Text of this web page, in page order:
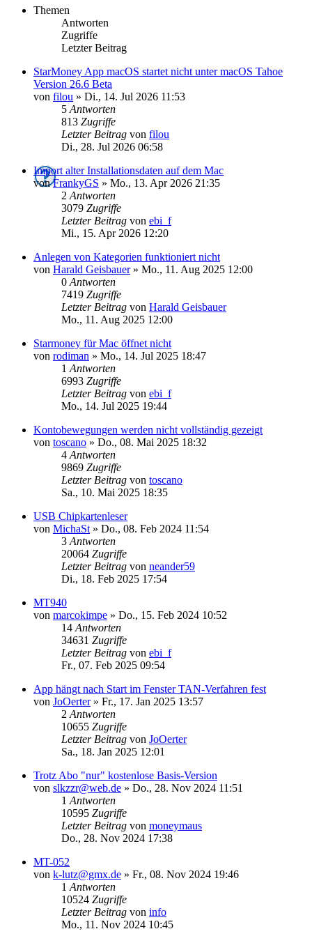
Themen
Antworten
Zugriffe
Letzter Beitrag
StarMoney App macOS startet nicht unter macOS Tahoe
Version 26.6 Beta
von filou » Di., 14. Jul 2026 11:53
5 Antworten
813 Zugriffe
Letzter Beitrag von filou
Di., 28. Jul 2026 06:58
Import alter Installationsdaten auf dem Mac
vonFrankyGS » Mo., 13. Apr 2026 21:35
2 Antworten
3079 Zugriffe
Letzter Beitrag von ebi_f
Mi., 15. Apr 2026 12:20
Anlegen von Kategorien funktioniert nicht
von Harald Geisbauer» Mo., 11. Aug 2025 12:00
0 Antworten
7419 Zugriffe
Letzter Beitrag von Harald Geisbauer
Mo., 11. Aug 2025 12:00
Starmoney für Mac öffnet nicht
von rodiman » Mo., 14. Jul 2025 18:47
1 Antworten
6993 Zugriffe
Letzter Beitrag von ebi_f
Mo., 14. Jul 2025 19:44
Kontobewegungen werden nicht vollständig gezeigt
von toscano » Do., 08. Mai 2025 18:32
4 Antworten
9869 Zugriffe
Letzter Beitrag von toscano
Sa., 10. Mai 2025 18:35
USB Chipkartenleser
von MichaSt » Do., 08. Feb 2024 11:54
3 Antworten
20064 Zugriffe
Letzter Beitrag von neander59
Di., 18. Feb 2025 17:54
MT940
von marcokimpe » Do., 15. Feb 2024 10:52
14 Antworten
34631 Zugriffe
Letzter Beitrag von ebi_f
Fr., 07. Feb 2025 09:54
App hängt nach Start im Fenster TAN-Verfahren fest
von JoOerter» Fr., 17. Jan 2025 13:57
2 Antworten
10655 Zugriffe
Letzter Beitrag von JoOerter
Sa., 18. Jan 2025 12:01
Trotz Abo "nur" kostenlose Basis-Version
von slkzzr@web.de » Do., 28. Nov 2024 11:51
1 Antworten
10595 Zugriffe
Letzter Beitrag von moneymaus
Do., 28. Nov 2024 17:38
MT-052
von k-lutz@gmx.de » Fr., 08. Nov 2024 19:46
1 Antworten
10524 Zugriffe
Letzter Beitrag von info
Mo., 11. Nov 2024 10:45